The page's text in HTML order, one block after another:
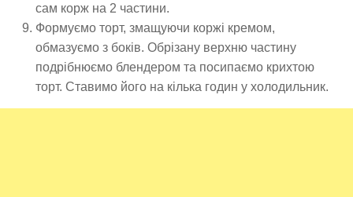
сам корж на 2 частини.
Формуємо торт, змащуючи коржі кремом,
обмазуємо з боків. Обрізану верхню частину
подрібнюємо блендером та посипаємо крихтою
торт. Ставимо його на кілька годин у холодильник.